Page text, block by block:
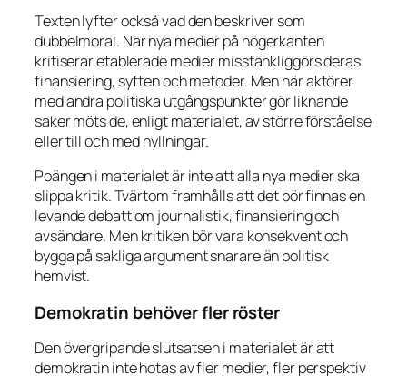
Texten lyfter också vad den beskriver som
dubbelmoral. När nya medier på högerkanten
kritiserar etablerade medier misstänkliggörs deras
finansiering, syften och metoder. Men när aktörer
med andra politiska utgångspunkter gör liknande
saker möts de, enligt materialet, av större förståelse
eller till och med hyllningar.
Poängen i materialet är inte att alla nya medier ska
slippa kritik. Tvärtom framhålls att det bör finnas en
levande debatt om journalistik, finansiering och
avsändare. Men kritiken bör vara konsekvent och
bygga på sakliga argument snarare än politisk
hemvist.
Demokratin behöver fler röster
Den övergripande slutsatsen i materialet är att
demokratin inte hotas av fler medier, fler perspektiv